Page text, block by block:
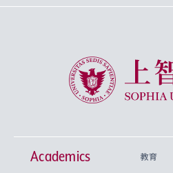
上智大学 Sophia
Academics 教育